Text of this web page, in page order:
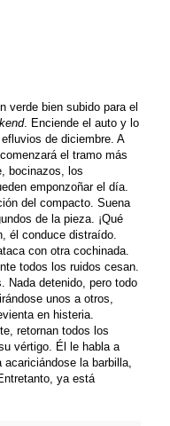
verde bien subido para el
. Enciende el auto y lo
de diciembre. A
el tramo más
bocinazos, los
emponzoñar el día.
del compacto. Suena
de la pieza. ¡Qué
él conduce distraído.
con otra cochinada.
todos los ruidos cesan.
Nada detenido, pero todo
unos a otros,
en histeria.
retornan todos los
vértigo. Él le habla a
la barbilla,
Entretanto, ya está